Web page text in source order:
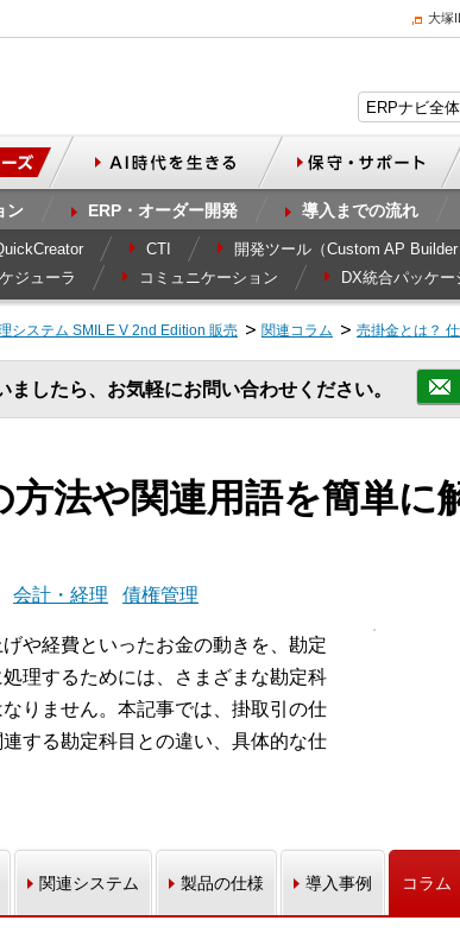
大塚
ン ERP・オーダー開発 導入までの流れ
CTI
開発ツール（Custom AP
ジューラ コミュニケーション DX統合パッケー
システム SMILE V 2nd Edition 販売 関連コラム 売掛金とは？
したら、お気軽にお問い合わせください。
法や関連用語を簡単に
会計・経理 債権管理
や経費といったお金の動きを、勘定
理するためには、さまざまな勘定科
りません。本記事では、掛取引の仕
する勘定科目との違い、具体的な仕
関連システム 製品の仕様 導入事例 コラム